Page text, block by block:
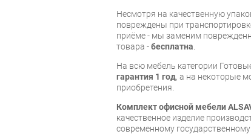
Несмотря на качественную
повреждены при
приёме - мы заменим
товара -бесплатна.
На всю мебель категории
гарантия 1 год, а на некоторые
приобретения.
Комплект офисной мебели
качественное изделие
современному государственному